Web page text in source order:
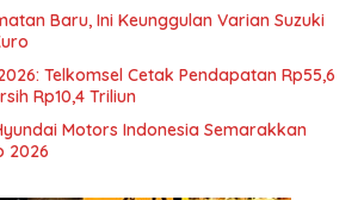
Baru, Ini Keunggulan Varian Suzuki
Telkomsel Cetak Pendapatan Rp55,6
Rp10,4 Triliun
Motors Indonesia Semarakkan
2026